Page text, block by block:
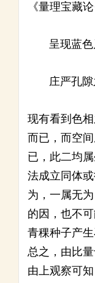
《量理宝藏
呈现蓝
庄严孔隙
现有看到色
而已，而空
已，此二均
法成立同体
为，一属无
的因，也不
青稞种子产
总之，由比
由上观察可